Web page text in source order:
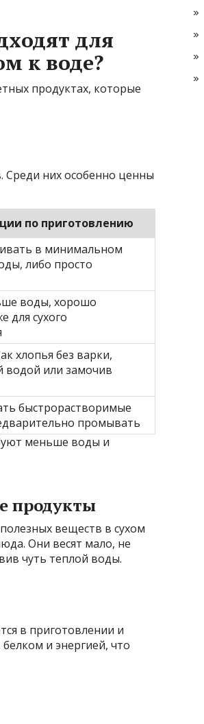
для
к воде?
продуктах, которые
Среди них особенно ценны
по приготовлению
в минимальном
либо просто
воды, хорошо
для сухого
хлопья без варки,
водой или замочив
быстрорастворимые
промывать
меньше воды и
продукты
веществ в сухом
Они весят мало, не
чуть теплой воды.
в приготовлении и
и энергией, что